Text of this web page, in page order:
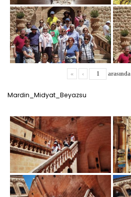
« ‹ arasında
Mardin_Midyat_Beyazsu